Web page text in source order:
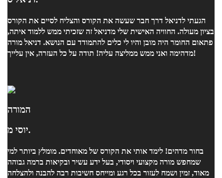
הגעתי לדניאל דרך חבר שעשה את הקורס והצליח לסיים את הקורס
בציון מעולה. החוויה האישית שלי מדניאל זה שזכיתי ממש ללמוד איתה,
פתאום החומר היה מובן והיו לי כלים להתמודד עם הנושא. דניאל מורה
מדהימה ואני ממש ממליצה עליה! תודה על כל העזרה, אין עלייך!
המורה
יוסי מ.
בחור מדהים! לימד אותי את הקורס של מאוחדים. מומלץ ביותר למי
שמחפש מורה מקצועי ויסודי, בעל ידע עשיר ובקיאות ברמה גבוהה
מאוד, זמין ושמח לעזור בכל רגע ומייחס חשיבות רבה להבנה ולהצלחה